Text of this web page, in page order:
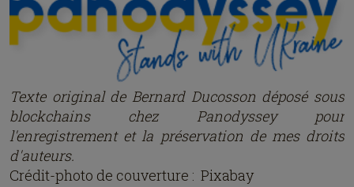
Texte original de Bernard Ducosson déposé sous
blockchains chez Panodyssey pour
l'enregistrement et la préservation de mes droits
d'auteurs.
Crédit-photo de couverture : Pixabay